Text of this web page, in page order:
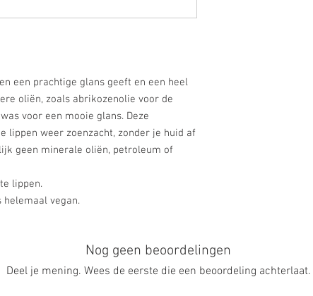
een prachtige glans geeft en een heel
oliën, zoals abrikozenolie voor de
voor een mooie glans. Deze
lippen weer zoenzacht, zonder je huid af
geen minerale oliën, petroleum of
lippen.
helemaal vegan.
Nog geen beoordelingen
Deel je mening. Wees de eerste die een beoordeling achterlaat.